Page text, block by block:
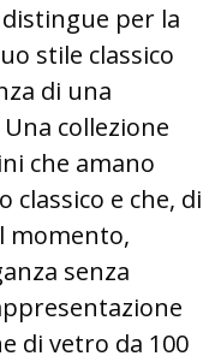
per la
stile classico
di una
collezione
che amano
e che, di
momento,
senza
di vetro da 100